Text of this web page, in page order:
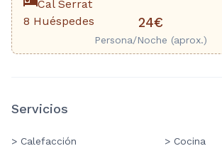
Cal Serrat
8 Huéspedes
24€
Persona/Noche (aprox.)
Servicios
> Calefacción > Cocina